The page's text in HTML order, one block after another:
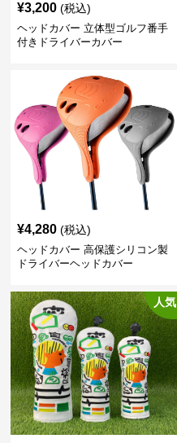
¥3,200 (税込)
ヘッドカバー 立体型ゴルフ番手
付きドライバーカバー
¥4,280 (税込)
ヘッドカバー 高保護シリコン製
ドライバーヘッドカバー
人気